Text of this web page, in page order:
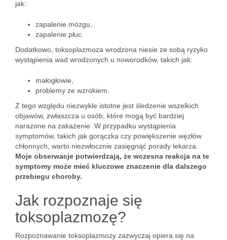
jak:
zapalenie mózgu,
zapalenie płuc.
Dodatkowo, toksoplazmoza wrodzona niesie ze sobą ryzyko
wystąpienia wad wrodzonych u noworodków, takich jak:
małogłowie,
problemy ze wzrokiem.
Z tego względu niezwykle istotne jest śledzenie wszelkich
objawów, zwłaszcza u osób, które mogą być bardziej
narażone na zakażenie. W przypadku wystąpienia
symptomów, takich jak gorączka czy powiększenie węzłów
chłonnych, warto niezwłocznie zasięgnąć porady lekarza.
Moje obserwacje potwierdzają, że wczesna reakcja na te
symptomy może mieć kluczowe znaczenie dla dalszego
przebiegu choroby.
Jak rozpoznaje się
toksoplazmozę?
Rozpoznawanie toksoplazmozy zazwyczaj opiera się na